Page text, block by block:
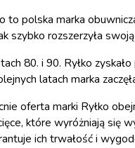
to polska marka
szybko rozszerzyła
80. i 90. Ryłko
latach marka
oferta marki Ryłko
które wyróżniają się
ich trwałość i